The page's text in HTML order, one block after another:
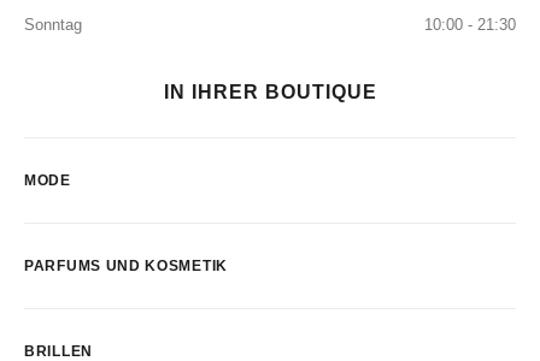
Sonntag
10:00 - 21:30
IN IHRER BOUTIQUE
MODE
PARFUMS UND KOSMETIK
BRILLEN